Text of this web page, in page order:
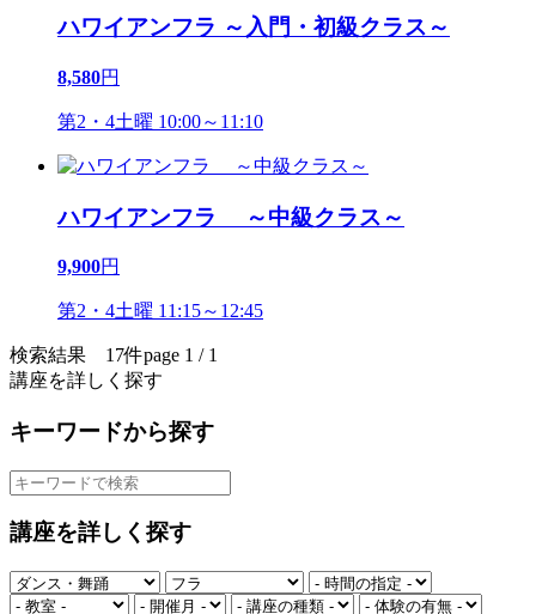
ハワイアンフラ ～入門・初級クラス～
8,580円
第2・4土曜 10:00～11:10
ハワイアンフラ ～中級クラス～
9,900円
第2・4土曜 11:15～12:45
検索結果 17件page 1 / 1
講座を詳しく探す
キーワードから探す
講座を詳しく探す